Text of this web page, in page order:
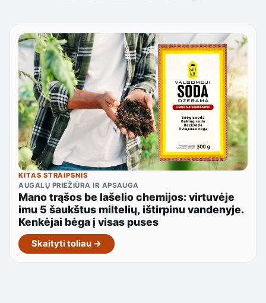
KITAS STRAIPSNIS
AUGALŲ PRIEŽIŪRA IR APSAUGA
Mano trąšos be lašelio chemijos: virtuvėje
imu 5 šaukštus miltelių, ištirpinu vandenyje.
Kenkėjai bėga į visas puses
Skaityti toliau →